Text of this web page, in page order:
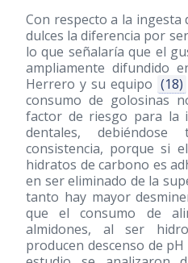
Con respecto a la ingesta
dulces la diferencia por
lo que señalaría que el
ampliamente difundido
Herrero y su equipo (18)
consumo de golosinas
factor de riesgo para la
dentales,
consistencia, porque si
hidratos de carbono es
en ser eliminado de la
tanto hay mayor
que el consumo de
almidones, al ser
producen descenso de